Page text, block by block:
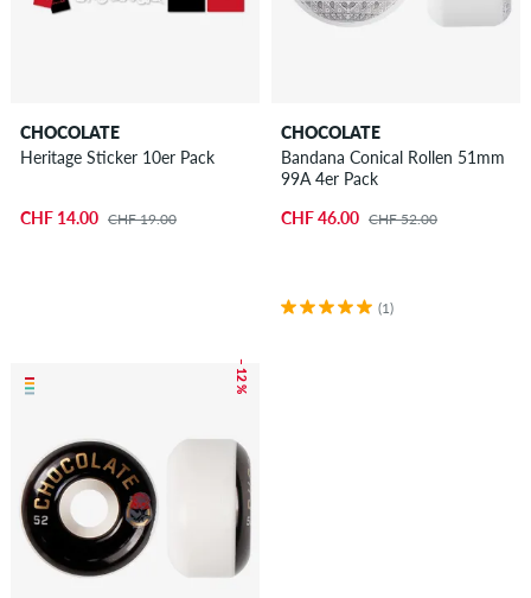
CHOCOLATE
Heritage Sticker 10er Pack
CHF 14.00 CHF 19.00
CHOCOLATE
Bandana Conical Rollen 51mm
99A 4er Pack
CHF 46.00 CHF 52.00
(1)
– 12 %